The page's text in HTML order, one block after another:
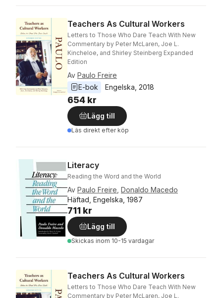
Teachers As Cultural Workers
Letters to Those Who Dare Teach With New
Commentary by Peter McLaren, Joe L.
Kincheloe, and Shirley Steinberg Expanded
Edition
Av Paulo Freire
E-bok
Engelska 2018
654 kr
Lägg till
Läs direkt efter köp
Literacy
Reading the Word and the World
Av Paulo Freire Donaldo Macedo
Häftad, Engelska, 1987
711 kr
Lägg till
Skickas inom 10-15 vardagar
Teachers As Cultural Workers
Letters to Those Who Dare Teach With New
Commentary by Peter McLaren, Joe L.